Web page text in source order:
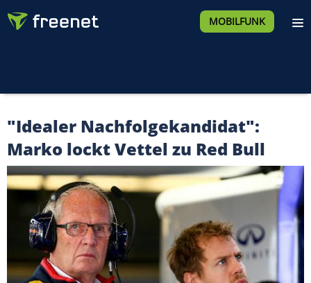
MOBILFUNK
"Idealer Nachfolgekandidat":
Marko lockt Vettel zu Red Bull